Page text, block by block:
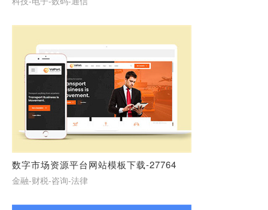
数字市场资源平台网站模板下载-27764
金融-财税-咨询-法律